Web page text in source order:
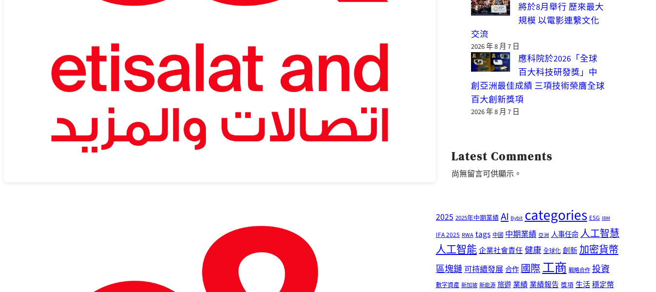
將於8月舉行 歷來最大
規模 以電影連繫文化
交流
2026 年 8 月 7 日
應科院於2026「全球
百大科技研發獎」中
創亞洲最佳成績 三項技術榮膺全球
百大創新獎項
2026 年 8 月 7 日
Latest Comments
尚無留言可供顯示。
2025 2025年中期業績 AI Bybit categories ESG IBM
IFA 2025 RWA tags 中國 中期業績 亞洲 人事任命人工智慧
人工智能企業社會責任健康 全球化 創新 加密貨幣
區塊鏈可持續發展合作國際工商 戰略合作 投資
數字資產 新加坡 新能源 旅遊業績業績報告 獎項 生活穩定幣